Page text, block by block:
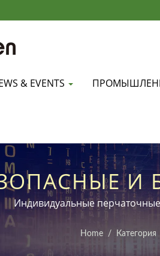
& EVENTS
И
Индивидуальные
Home / Категория